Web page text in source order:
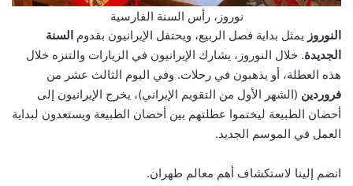
نوروز، رأس السنة الفارسية
النوروز يمثل بداية فصل الربيع، ويحتفل الإيرانيون بقدوم السنة
الجديدة. خلال النوروز، يشارك الإيرانيون في الزيارات والتنزه خلال
هذه العطلة، أو يذهبون في رحلات. وفي اليوم الثالث عشر من
فروردين (الشهر الأول من التقويم الإيراني)، يخرج الإيرانيون إلى
أحضان الطبيعة ليختموا عطلتهم بين أحضان الطبيعة ويستعدون لبداية
العمل في الموسم الجديد.
انضم إلينا لاستكشاف أهم معالم طهران.